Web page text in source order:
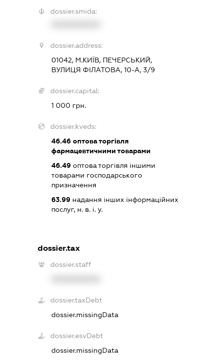
dossier.smida:
dossier.address:
01042, М.КИЇВ, ПЕЧЕРСЬКИЙ,
ВУЛИЦЯ ФІЛАТОВА, 10-А, 3/9
dossier.capital:
1 000 грн.
dossier.kveds:
46.46 оптова торгівля
фармацевтичними товарами
46.49 оптова торгівля іншими
товарами господарського
призначення
63.99 надання інших інформаційних
послуг, н. в. і. у.
dossier.tax
dossier.staff
dossier.taxDebt
dossier.missingData
dossier.esvDebt
dossier.missingData